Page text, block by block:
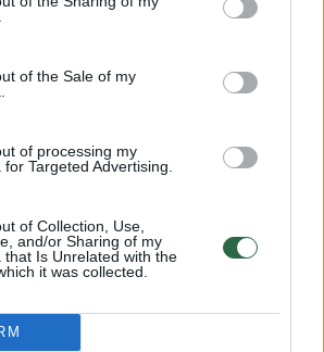
of the Sale of my
of processing my
Targeted Advertising.
of Collection, Use,
and/or Sharing of my
that Is Unrelated with the
it was collected.
Žemėje augant gyventojų
pusę keisis ir ši statistika.
amžiaus galo Žemėje mūsų
nei 11 milijardų. Tad laisvos
palaikams mažės.
Britanijoje kas antros
bus užpildytos.
rajonuose jau dabar
neįmanoma, kitur
laidoti senose